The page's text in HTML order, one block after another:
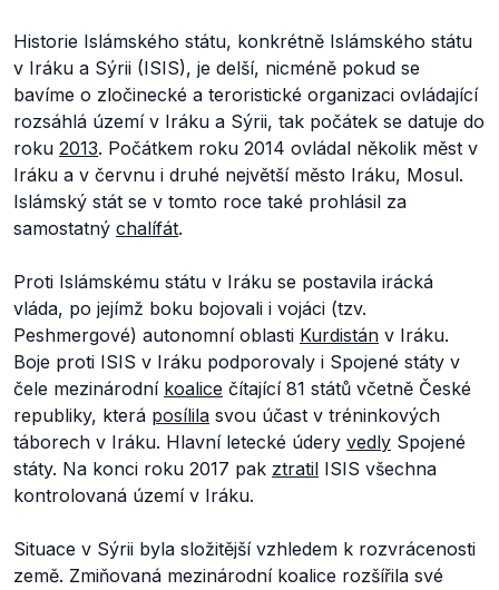
Historie Islámského státu, konkrétně Islámského státu
v Iráku a Sýrii (ISIS), je delší, nicméně pokud se
bavíme o zločinecké a teroristické organizaci ovládající
rozsáhlá území v Iráku a Sýrii, tak počátek se datuje do
roku 2013. Počátkem roku 2014 ovládal několik měst v
Iráku a v červnu i druhé největší město Iráku, Mosul.
Islámský stát se v tomto roce také prohlásil za
samostatný chalífát.
Proti Islámskému státu v Iráku se postavila irácká
vláda, po jejímž boku bojovali i vojáci (tzv.
Peshmergové) autonomní oblasti Kurdistán v Iráku.
Boje proti ISIS v Iráku podporovaly i Spojené státy v
čele mezinárodní koalice čítající 81 států včetně České
republiky, která posílila svou účast v tréninkových
táborech v Iráku. Hlavní letecké údery vedly Spojené
státy. Na konci roku 2017 pak ztratil ISIS všechna
kontrolovaná území v Iráku.
Situace v Sýrii byla složitější vzhledem k rozvrácenosti
země. Zmiňovaná mezinárodní koalice rozšířila své